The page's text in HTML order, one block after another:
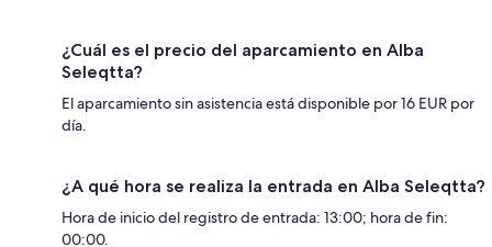
¿Cuál es el precio del aparcamiento en Alba
Seleqtta?
El aparcamiento sin asistencia está disponible por 16 EUR por
día.
¿A qué hora se realiza la entrada en Alba Seleqtta?
Hora de inicio del registro de entrada: 13:00; hora de fin:
00:00.